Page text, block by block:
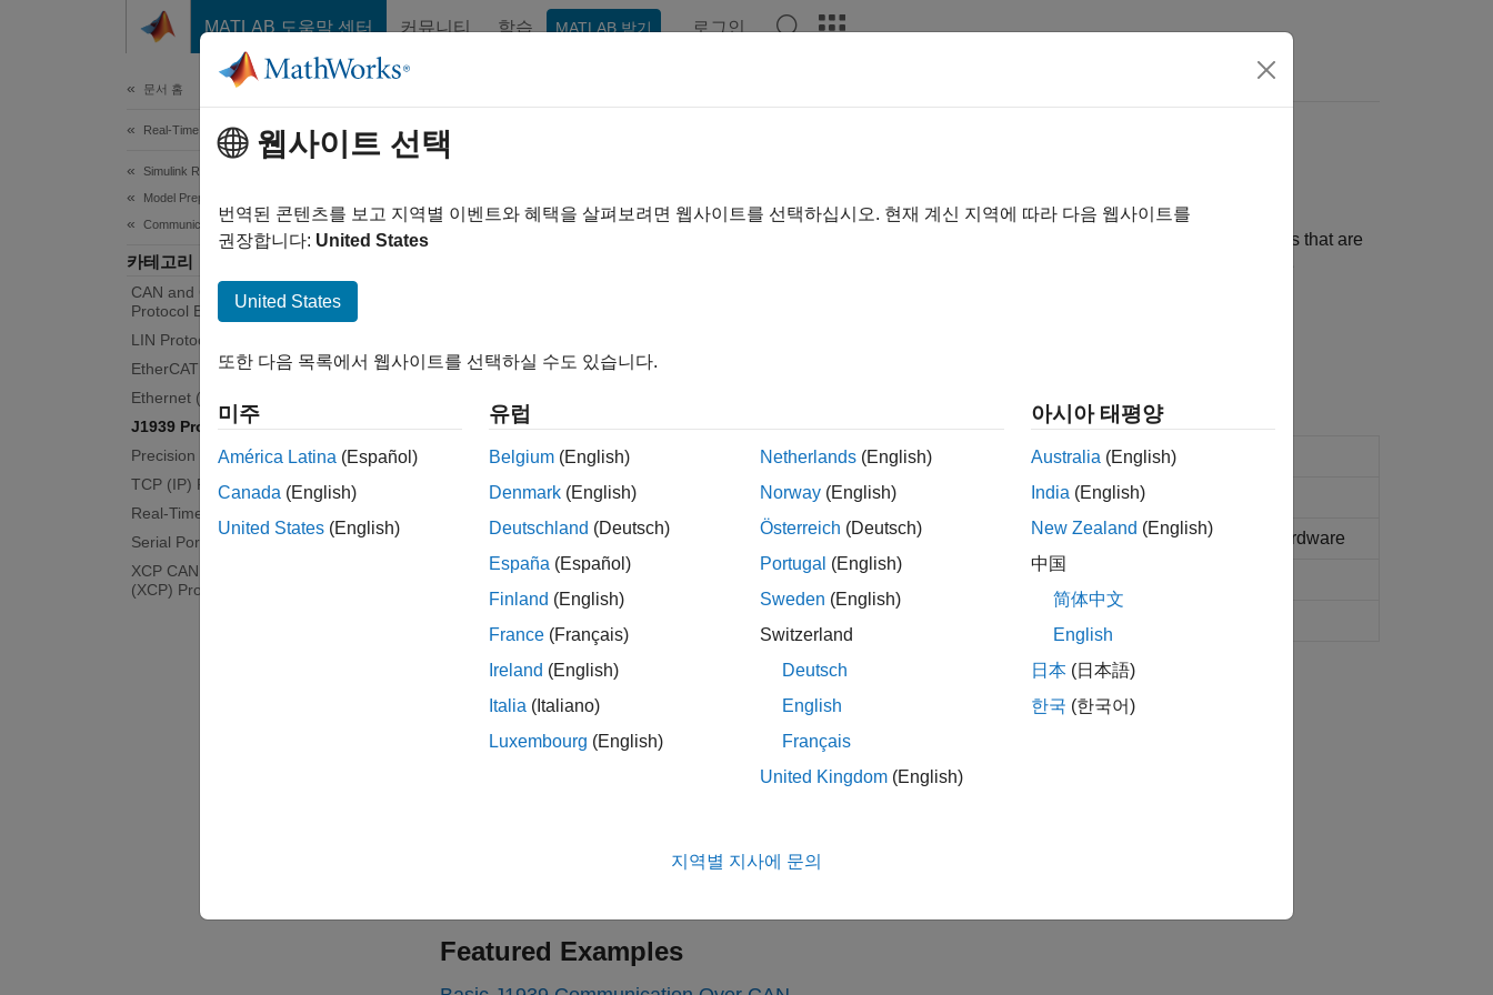
MATLAB 도움말 센터 커뮤니티 학습 MATLAB 받기 로그인
문서 홈
Real-Time Simulation and Testing
Simulink Real-Time
Model Preparation for Real-Time Execution
Communication Protocol Blocks
카테고리
CAN and CAN-FD Message (CAN)
Protocol Blocks
LIN Protocol Blocks
EtherCAT Protocol Blocks
Ethernet (IP) Protocol Blocks
J1939 Protocol Blocks
Precision Time Protocol (PTP) Blocks
TCP (IP) Protocol Blocks
Real-Time UDP (IP) Protocol Blocks
Serial Port (RS232) Protocol Blocks
XCP CAN, XCP CAN FD, XCP UDP
(XCP) Protocol Blocks
J1939 Protocol Blocks
Data acquisition with J1939 protocol running over CAN
To communicate with J1939-compatible devices, use the J1939 protocol blocks. The blocks connect to boards that are
Blocks
J1939 Network Configuration Define J1939 network configuration name and database file
J1939 Node Configuration Configure J1939 node with address and network management attributes
J1939 CAN Transport Layer Generate and consume J1939 messages that are transported by CAN hardware
J1939 Receive Receive J1939 parameter group messages
Topics
SAE J1939 Blocks
Sending and receiving messages over a J1939 network.
Featured Examples
웹사이트 선택
번역된 콘텐츠를 보고 지역별 이벤트와 혜택을 살펴보려면 웹사이트를 선택하십시오. 현재 계신 지역에 따라 다음 웹사이트를
권장합니다: United States
United States
또한 다음 목록에서 웹사이트를 선택하실 수도 있습니다.
미주
América Latina (Español)
Canada (English)
United States (English)
유럽
Belgium (English)
Denmark (English)
Deutschland (Deutsch)
España (Español)
Finland (English)
France (Français)
Ireland (English)
Italia (Italiano)
Luxembourg (English)
Netherlands (English)
Norway (English)
Österreich (Deutsch)
Portugal (English)
Sweden (English)
Switzerland
Deutsch
English
Français
United Kingdom (English)
아시아 태평양
Australia (English)
India (English)
New Zealand (English)
中国
简体中文
English
日本 (日本語)
한국 (한국어)
지역별 지사에 문의